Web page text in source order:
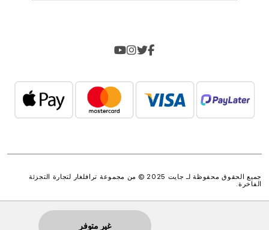
غير متوفر
جميع الحقوق محفوظة لـ جايت 2025 © من مجموعة
ترافلغار لتجارة التجزئة
الفاخرة.